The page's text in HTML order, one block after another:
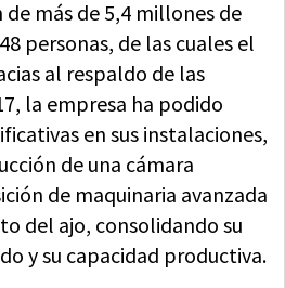
más de 5,4 millones de
personas, de las cuales el
al respaldo de las
la empresa ha podido
en sus instalaciones,
de una cámara
de maquinaria avanzada
del ajo, consolidando su
y su capacidad productiva.